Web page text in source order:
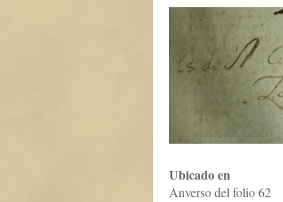
Ubicado en
Anverso del folio 62